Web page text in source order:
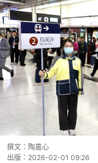
撰文： 陶嘉心
出版： 2026-02-01 09:26